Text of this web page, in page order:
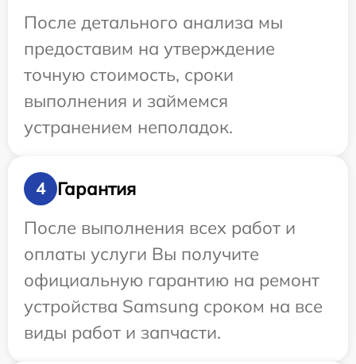
После детального анализа мы
предоставим на утверждение
точную стоимость, сроки
выполнения и займемся
устранением неполадок.
4
Гарантия
После выполнения всех работ и
оплаты услуги Вы получите
официальную гарантию на ремонт
устройства Samsung сроком на все
виды работ и запчасти.